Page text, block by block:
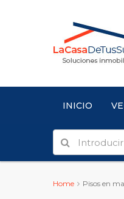
INICIO
Home Pisos en